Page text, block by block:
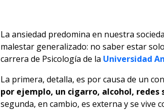
La ansiedad predomina en nuestra
malestar generalizado: no saber estar
carrera de Psicología de la Universidad
La primera, detalla, es por causa de un
por ejemplo, un cigarro, alcohol, redes
segunda, en cambio, es externa y se